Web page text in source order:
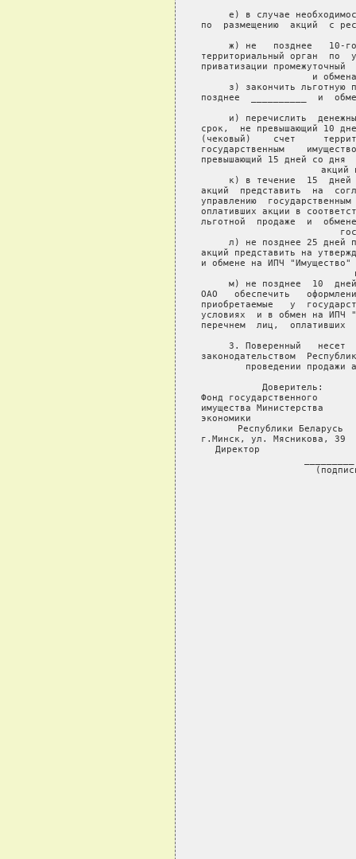
е) в случае
по  размещению  акций  с
ж) не   позднее   10-
территориальный орган  по
приватизации
и
з) закончить льготную
позднее  __________  и
и) перечислить
срок,  не превышающий 10
(чековый)    счет
государственным
превышающий 15 дней со
акций
к) в течение  15
акций  представить  на
управлению
оплативших акции в
льготной  продаже  и
л) не позднее 25 дней
акций представить на
и обмене на ИПЧ "Имущество"
м) не позднее  10
ОАО   обеспечить
приобретаемые   у
условиях  и в обмен на ИПЧ
перечнем  лиц,  оплативших
3. Поверенный   несет
законодательством
проведении продажи
Доверитель:
Фонд государственного
имущества Министерства
экономики
Республики
г.Минск, ул. Мясникова, 39
Директор